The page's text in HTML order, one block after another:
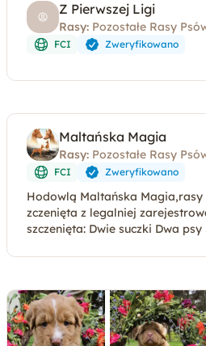
Z Pierwszej Ligi
Rasy: Pozostałe Rasy
FCI Zweryfikowano
Maltańska Magia
Rasy: Pozostałe Rasy
FCI Zweryfikowano
Hodowlą Maltańska
zczenięta z legalniej
szczenięta: Dwie suczki Dwa